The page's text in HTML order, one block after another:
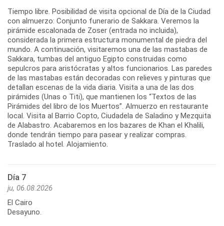
Tiempo libre. Posibilidad de visita opcional de Día de la Ciudad
con almuerzo: Conjunto funerario de Sakkara. Veremos la
pirámide escalonada de Zoser (entrada no incluida),
considerada la primera estructura monumental de piedra del
mundo. A continuación, visitaremos una de las mastabas de
Sakkara, tumbas del antiguo Egipto construidas como
sepulcros para aristócratas y altos funcionarios. Las paredes
de las mastabas están decoradas con relieves y pinturas que
detallan escenas de la vida diaria. Visita a una de las dos
pirámides (Unas o Titi), que mantienen los “Textos de las
Pirámides del libro de los Muertos”. Almuerzo en restaurante
local. Visita al Barrio Copto, Ciudadela de Saladino y Mezquita
de Alabastro. Acabaremos en los bazares de Khan el Khalili,
donde tendrán tiempo para pasear y realizar compras.
Traslado al hotel. Alojamiento.
Día 7
ju, 06.08.2026
El Cairo
Desayuno.